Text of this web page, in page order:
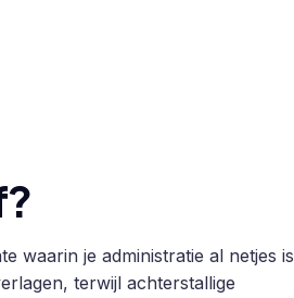
waarin je administratie al netjes is
terwijl achterstallige